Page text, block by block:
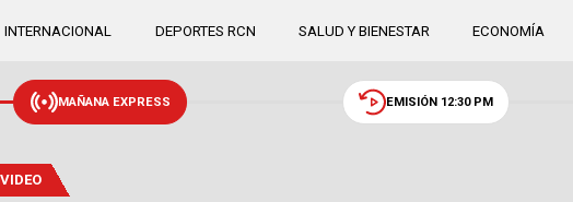
INTERNACIONAL DEPORTES RCN SALUD Y BIENESTAR ECONOMÍA
MAÑANA EXPRESS EMISIÓN 12:30 PM
VIDEO